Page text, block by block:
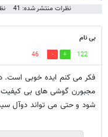
نظرات منتشر شده: 41
بی نام
122
46
فکر می کنم ایده خوبی است.
مجبورن گوشی های بی کیفیت
شود و حتی می تواند دوآل